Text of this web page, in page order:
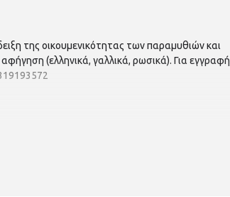
της οικουμενικότητας των παραμυθιών και
(ελληνικά, γαλλικά, ρωσικά). Για εγγραφή